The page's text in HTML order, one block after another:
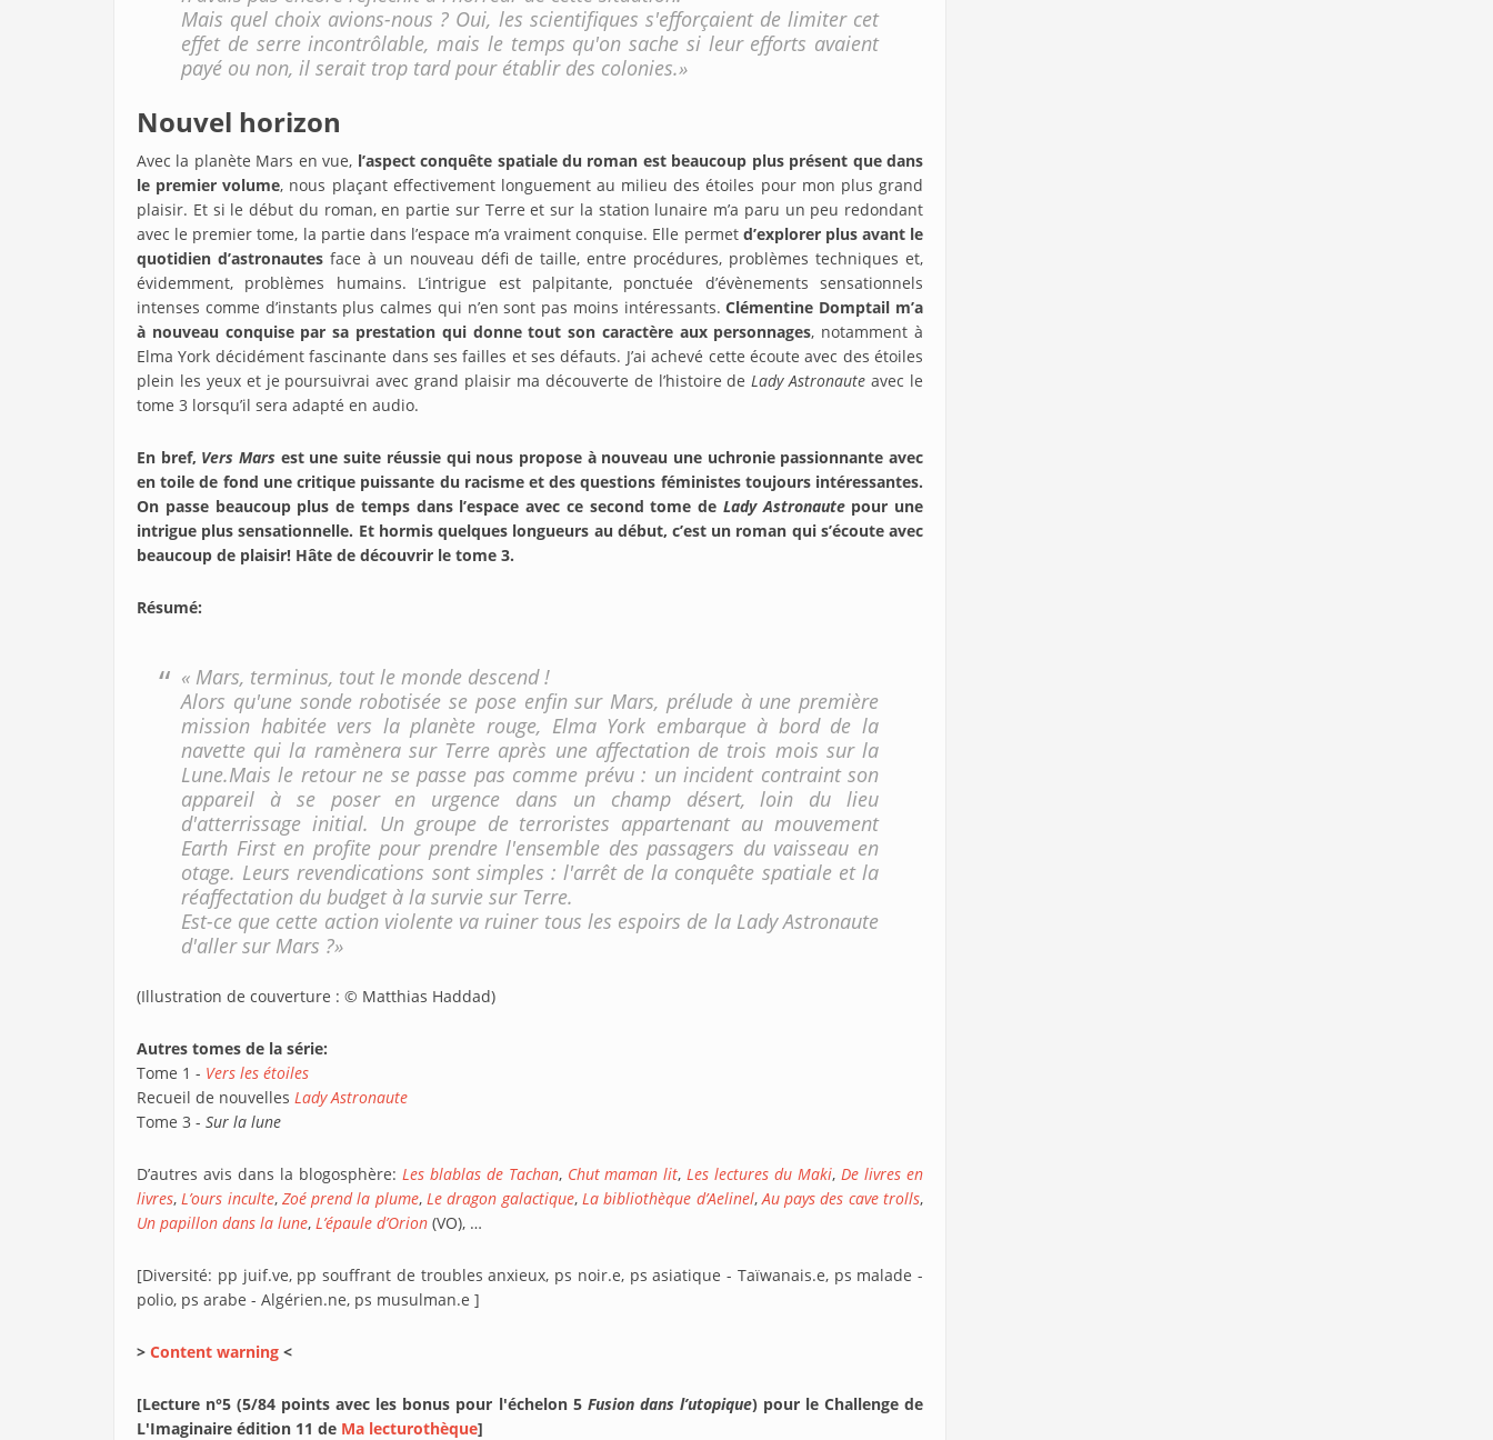
Mais quel choix avions-nous ? Oui, les scientifiques s'efforçaient de limiter cet
effet de serre incontrôlable, mais le temps qu'on sache si leur efforts avaient
payé ou non, il serait trop tard pour établir des colonies.»
Nouvel horizon
Avec la planète Mars en vue, l’aspect conquête spatiale du roman est beaucoup plus présent que dans
le premier volume, nous plaçant effectivement longuement au milieu des étoiles pour mon plus grand
plaisir. Et si le début du roman, en partie sur Terre et sur la station lunaire m’a paru un peu redondant
avec le premier tome, la partie dans l’espace m’a vraiment conquise. Elle permet d’explorer plus avant le
quotidien d’astronautesface à un nouveau défi de taille, entre procédures, problèmes techniques et,
évidemment, problèmes humains. L’intrigue est palpitante, ponctuée d’évènements sensationnels
intenses comme d’instants plus calmes qui n’en sont pas moins intéressants.Clémentine Domptail m’a
à nouveau conquise par sa prestation qui donne tout son caractère aux personnages, notamment à
Elma York décidément fascinante dans ses failles et ses défauts. J’ai achevé cette écoute avec des étoiles
plein les yeux et je poursuivrai avec grand plaisir ma découverte de l’histoire de Lady Astronaute avec le
tome 3 lorsqu’il sera adapté en audio.
En bref, Vers Mars est une suite réussie qui nous propose à nouveau une uchronie passionnante avec
en toile de fond une critique puissante du racisme et des questions féministes toujours intéressantes.
On passe beaucoup plus de temps dans l’espace avec ce second tome de Lady Astronautepour une
intrigue plus sensationnelle. Et hormis quelques longueurs au début, c’est un roman qui s’écoute avec
beaucoup de plaisir! Hâte de découvrir le tome 3.
Résumé:
« Mars, terminus, tout le monde descend !
Alors qu'une sonde robotisée se pose enfin sur Mars, prélude à une première
mission habitée vers la planète rouge, Elma York embarque à bord de la
navette qui la ramènera sur Terre après une affectation de trois mois sur la
Lune.Mais le retour ne se passe pas comme prévu : un incident contraint son
appareil à se poser en urgence dans un champ désert, loin du lieu
d'atterrissage initial. Un groupe de terroristes appartenant au mouvement
Earth First en profite pour prendre l'ensemble des passagers du vaisseau en
otage. Leurs revendications sont simples : l'arrêt de la conquête spatiale et la
réaffectation du budget à la survie sur Terre.
Est-ce que cette action violente va ruiner tous les espoirs de la Lady Astronaute
d'aller sur Mars ?»
(Illustration de couverture : © Matthias Haddad)
Autres tomes de la série:
Tome 1 - Vers les étoiles
Recueil de nouvelles Lady Astronaute
Tome 3 - Sur la lune
D’autres avis dans la blogosphère: Les blablas de Tachan, Chut maman lit, Les lectures du Maki, De livres en
livres, L’ours inculte, Zoé prend la plume, Le dragon galactique, La bibliothèque d’Aelinel, Au pays des cave trolls,
Un papillon dans la lune, L’épaule d’Orion (VO), …
[Diversité: pp juif.ve, pp souffrant de troubles anxieux, ps noir.e, ps asiatique - Taïwanais.e, ps malade -
polio, ps arabe - Algérien.ne, ps musulman.e ]
> Content warning <
[Lecture n°5 (5/84 points avec les bonus pour l'échelon 5 Fusion dans l’utopique) pour le Challenge de
L'Imaginaire édition 11 de Ma lecturothèque]